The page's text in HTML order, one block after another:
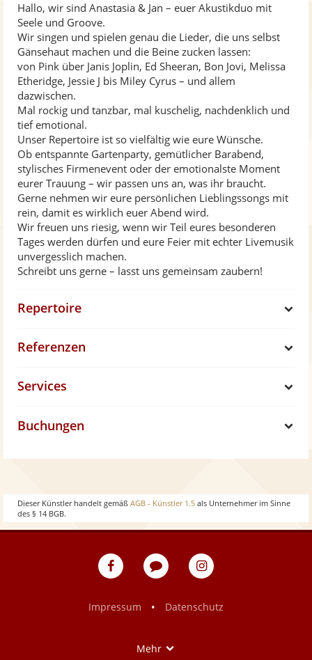
Hallo, wir sind Anastasia & Jan – euer Akustikduo mit
Seele und Groove.
Wir singen und spielen genau die Lieder, die uns selbst
Gänsehaut machen und die Beine zucken lassen:
von Pink über Janis Joplin, Ed Sheeran, Bon Jovi, Melissa
Etheridge, Jessie J bis Miley Cyrus – und allem
dazwischen.
Mal rockig und tanzbar, mal kuschelig, nachdenklich und
tief emotional.
Unser Repertoire ist so vielfältig wie eure Wünsche.
Ob entspannte Gartenparty, gemütlicher Barabend,
stylisches Firmenevent oder der emotionalste Moment
eurer Trauung – wir passen uns an, was ihr braucht.
Gerne nehmen wir eure persönlichen Lieblingssongs mit
rein, damit es wirklich euer Abend wird.
Wir freuen uns riesig, wenn wir Teil eures besonderen
Tages werden dürfen und eure Feier mit echter Livemusik
unvergesslich machen.
Schreibt uns gerne – lasst uns gemeinsam zaubern!
Repertoire
w
Referenzen
o
Services
h
Buchungen
Dieser Künstler handelt gemäß AGB - Künstler 1.5 als Unternehmer im Sinne
des § 14 BGB.
eventpeppers
Blog
eventpeppers
Impressum
• Datenschutz
Mehr